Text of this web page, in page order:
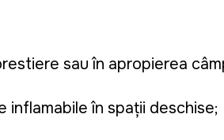
sau în apropierea
în spații deschise;